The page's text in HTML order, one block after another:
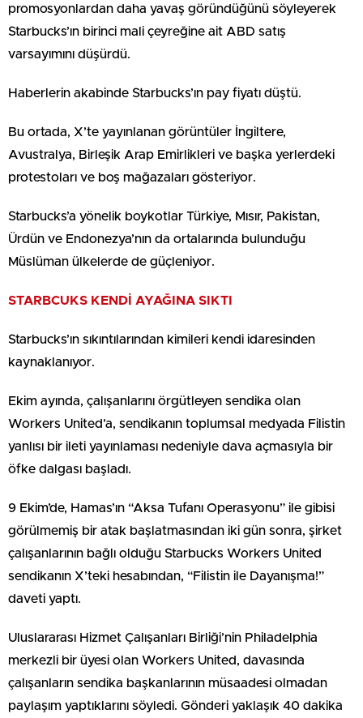
promosyonlardan daha yavaş göründüğünü söyleyerek
Starbucks’ın birinci mali çeyreğine ait ABD satış
varsayımını düşürdü.
Haberlerin akabinde Starbucks’ın pay fiyatı düştü.
Bu ortada, X’te yayınlanan görüntüler İngiltere,
Avustralya, Birleşik Arap Emirlikleri ve başka yerlerdeki
protestoları ve boş mağazaları gösteriyor.
Starbucks’a yönelik boykotlar Türkiye, Mısır, Pakistan,
Ürdün ve Endonezya’nın da ortalarında bulunduğu
Müslüman ülkelerde de güçleniyor.
STARBCUKS KENDİ AYAĞINA SIKTI
Starbucks’ın sıkıntılarından kimileri kendi idaresinden
kaynaklanıyor.
Ekim ayında, çalışanlarını örgütleyen sendika olan
Workers United’a, sendikanın toplumsal medyada Filistin
yanlısı bir ileti yayınlaması nedeniyle dava açmasıyla bir
öfke dalgası başladı.
9 Ekim’de, Hamas’ın “Aksa Tufanı Operasyonu” ile gibisi
görülmemiş bir atak başlatmasından iki gün sonra, şirket
çalışanlarının bağlı olduğu Starbucks Workers United
sendikanın X’teki hesabından, “Filistin ile Dayanışma!”
daveti yaptı.
Uluslararası Hizmet Çalışanları Birliği’nin Philadelphia
merkezli bir üyesi olan Workers United, davasında
çalışanların sendika başkanlarının müsaadesi olmadan
paylaşım yaptıklarını söyledi. Gönderi yaklaşık 40 dakika